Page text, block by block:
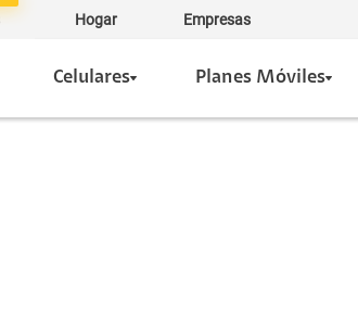
Hogar Empresas
Celulares Planes Móviles